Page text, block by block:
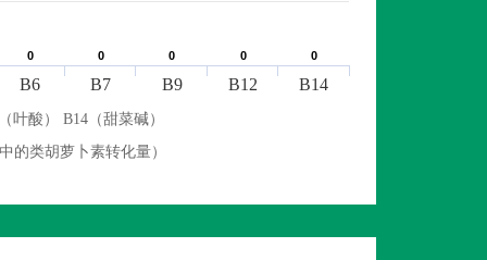
0
0 0
0 0
0 0
0 0
0
B6 B7 B9 B12 B14
叶酸） B14（甜菜碱）
的类胡萝卜素转化量）